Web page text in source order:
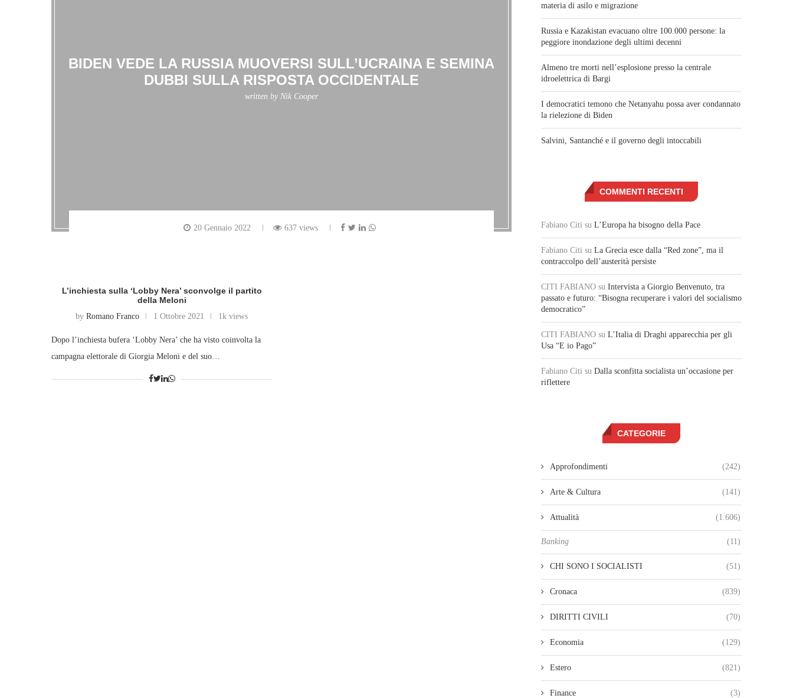
BIDEN VEDE LA RUSSIA MUOVERSI SULL’UCRAINA E SEMINA
DUBBI SULLA RISPOSTA OCCIDENTALE
written by Nik Cooper
20 Gennaio 2022 637 views
L’inchiesta sulla ‘Lobby Nera’ sconvolge il partito
della Meloni
byRomano Franco 1 Ottobre 2021 1k views
Dopo l’inchiesta bufera ‘Lobby Nera’ che ha visto coinvolta la
campagna elettorale di Giorgia Meloni e del suo…
materia di asilo e migrazione
Russia e Kazakistan evacuano oltre 100.000 persone: la
peggiore inondazione degli ultimi decenni
Almeno tre morti nell’esplosione presso la centrale
idroelettrica di Bargi
I democratici temono che Netanyahu possa aver condannato
la rielezione di Biden
Salvini, Santanché e il governo degli intoccabili
COMMENTI RECENTI
Fabiano Citi su L’Europa ha bisogno della Pace
Fabiano Citi su La Grecia esce dalla “Red zone”, ma il
contraccolpo dell’austerità persiste
CITI FABIANO su Intervista a Giorgio Benvenuto, tra
passato e futuro: “Bisogna recuperare i valori del socialismo
democratico”
CITI FABIANO su L’Italia di Draghi apparecchia per gli
Usa “E io Pago”
Fabiano Citi su Dalla sconfitta socialista un’occasione per
riflettere
CATEGORIE
Approfondimenti (242)
Arte & Cultura (141)
Attualità (1.606)
Banking (11)
CHI SONO I SOCIALISTI (51)
Cronaca (839)
DIRITTI CIVILI (70)
Economia (129)
Estero (821)
Finance (3)